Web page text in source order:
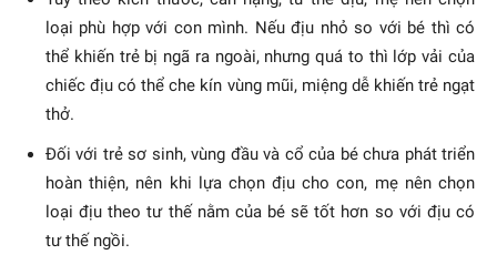
loại phù hợp với con mình. Nếu địu nhỏ so với bé thì có
thể khiến trẻ bị ngã ra ngoài, nhưng quá to thì lớp vải của
chiếc địu có thể che kín vùng mũi, miệng dễ khiến trẻ ngạt
thở.
Đối với trẻ sơ sinh, vùng đầu và cổ của bé chưa phát triển
hoàn thiện, nên khi lựa chọn địu cho con, mẹ nên chọn
loại địu theo tư thế nằm của bé sẽ tốt hơn so với địu có
tư thế ngồi.